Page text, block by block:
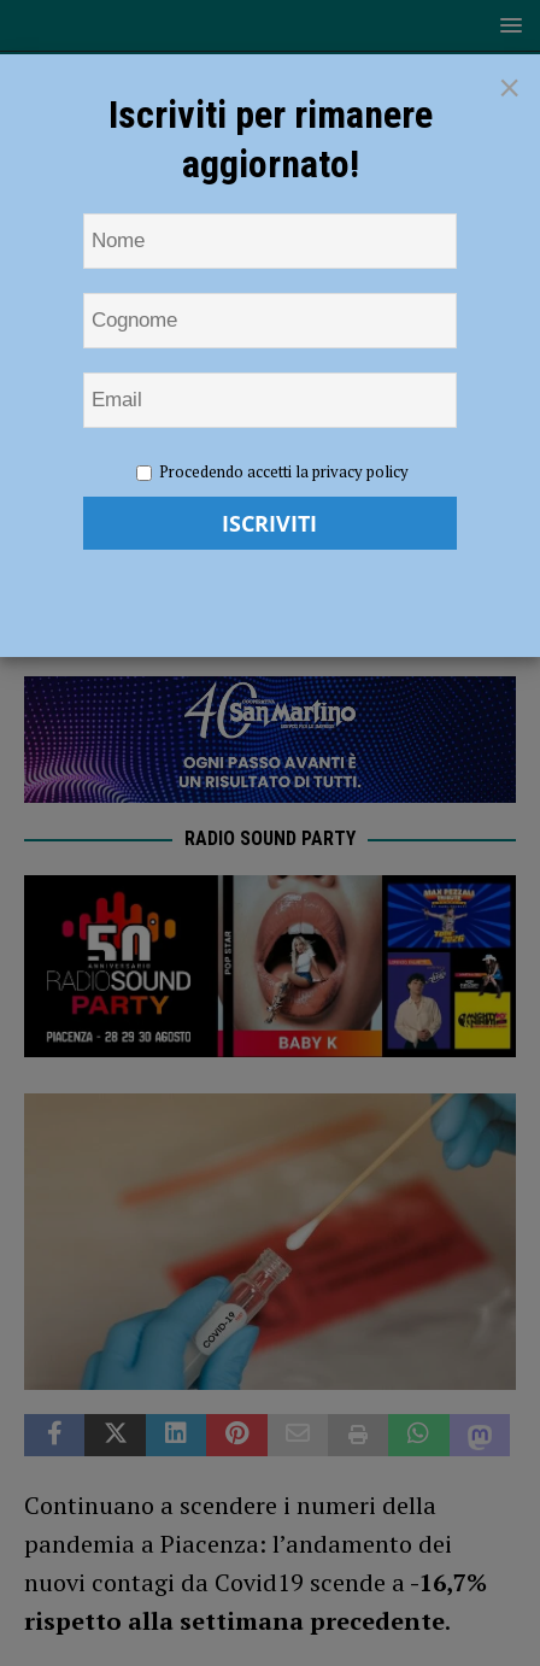
virus continua a rallentare: questa settimana -16,7%
Covid19, il virus continua a rallentare:
RADIO SOUND PARTY
Continuano a scendere i numeri della
pandemia a Piacenza: l’andamento dei
nuovi contagi da Covid19 scende a -16,7%
rispetto alla settimana precedente.
×
Iscriviti per rimanere
aggiornato!
Procedendo accetti la privacy policy